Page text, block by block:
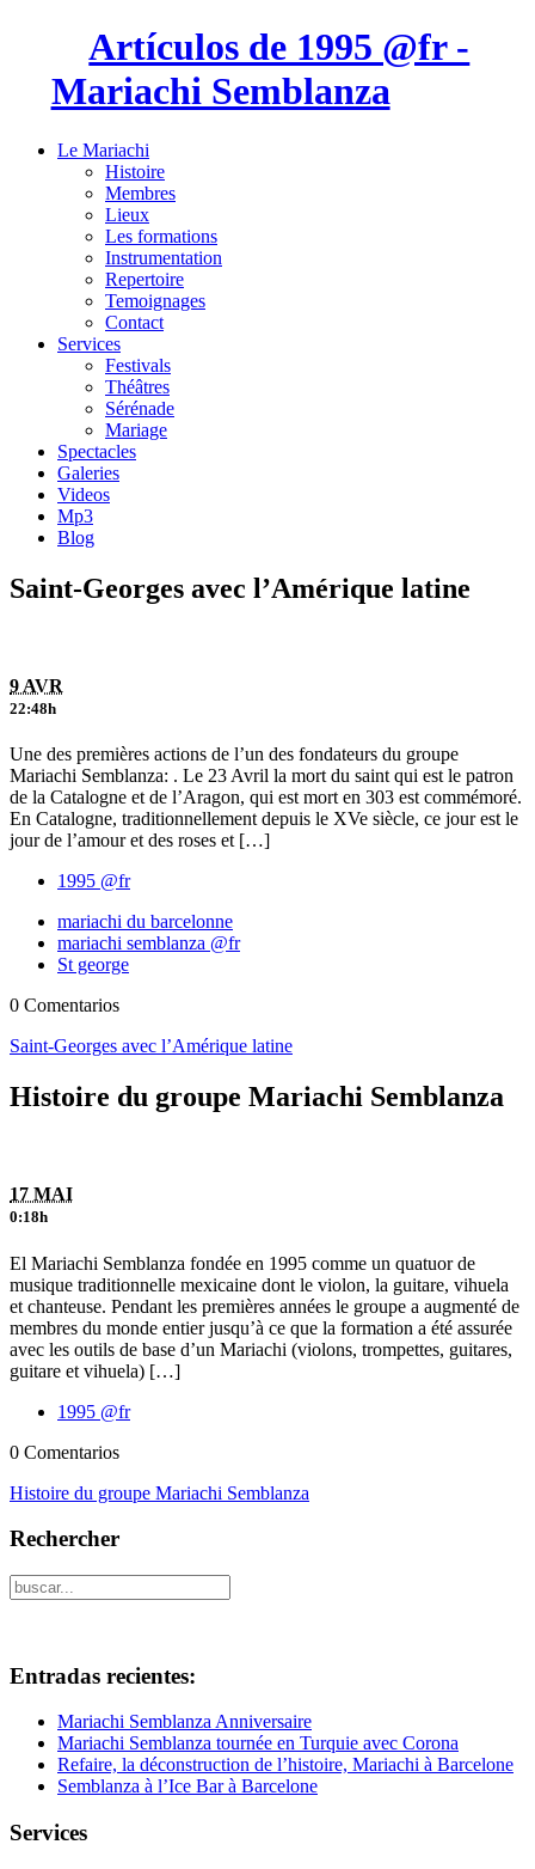
Artículos de 1995 @fr -
Mariachi Semblanza
Le Mariachi
Histoire
Membres
Lieux
Les formations
Instrumentation
Repertoire
Temoignages
Contact
Services
Festivals
Théâtres
Sérénade
Mariage
Spectacles
Galeries
Videos
Mp3
Blog
Saint-Georges avec l’Amérique latine
9 AVR
22:48h
Une des premières actions de l’un des fondateurs du groupe
Mariachi Semblanza: . Le 23 Avril la mort du saint qui est le patron
de la Catalogne et de l’Aragon, qui est mort en 303 est commémoré.
En Catalogne, traditionnellement depuis le XVe siècle, ce jour est le
jour de l’amour et des roses et […]
1995 @fr
mariachi du barcelonne
mariachi semblanza @fr
St george
0 Comentarios
Saint-Georges avec l’Amérique latine
Histoire du groupe Mariachi Semblanza
17 MAI
0:18h
El Mariachi Semblanza fondée en 1995 comme un quatuor de
musique traditionnelle mexicaine dont le violon, la guitare, vihuela
et chanteuse. Pendant les premières années le groupe a augmenté de
membres du monde entier jusqu’à ce que la formation a été assurée
avec les outils de base d’un Mariachi (violons, trompettes, guitares,
guitare et vihuela) […]
1995 @fr
0 Comentarios
Histoire du groupe Mariachi Semblanza
Rechercher
Entradas recientes:
Mariachi Semblanza Anniversaire
Mariachi Semblanza tournée en Turquie avec Corona
Refaire, la déconstruction de l’histoire, Mariachi à Barcelone
Semblanza à l’Ice Bar à Barcelone
Services